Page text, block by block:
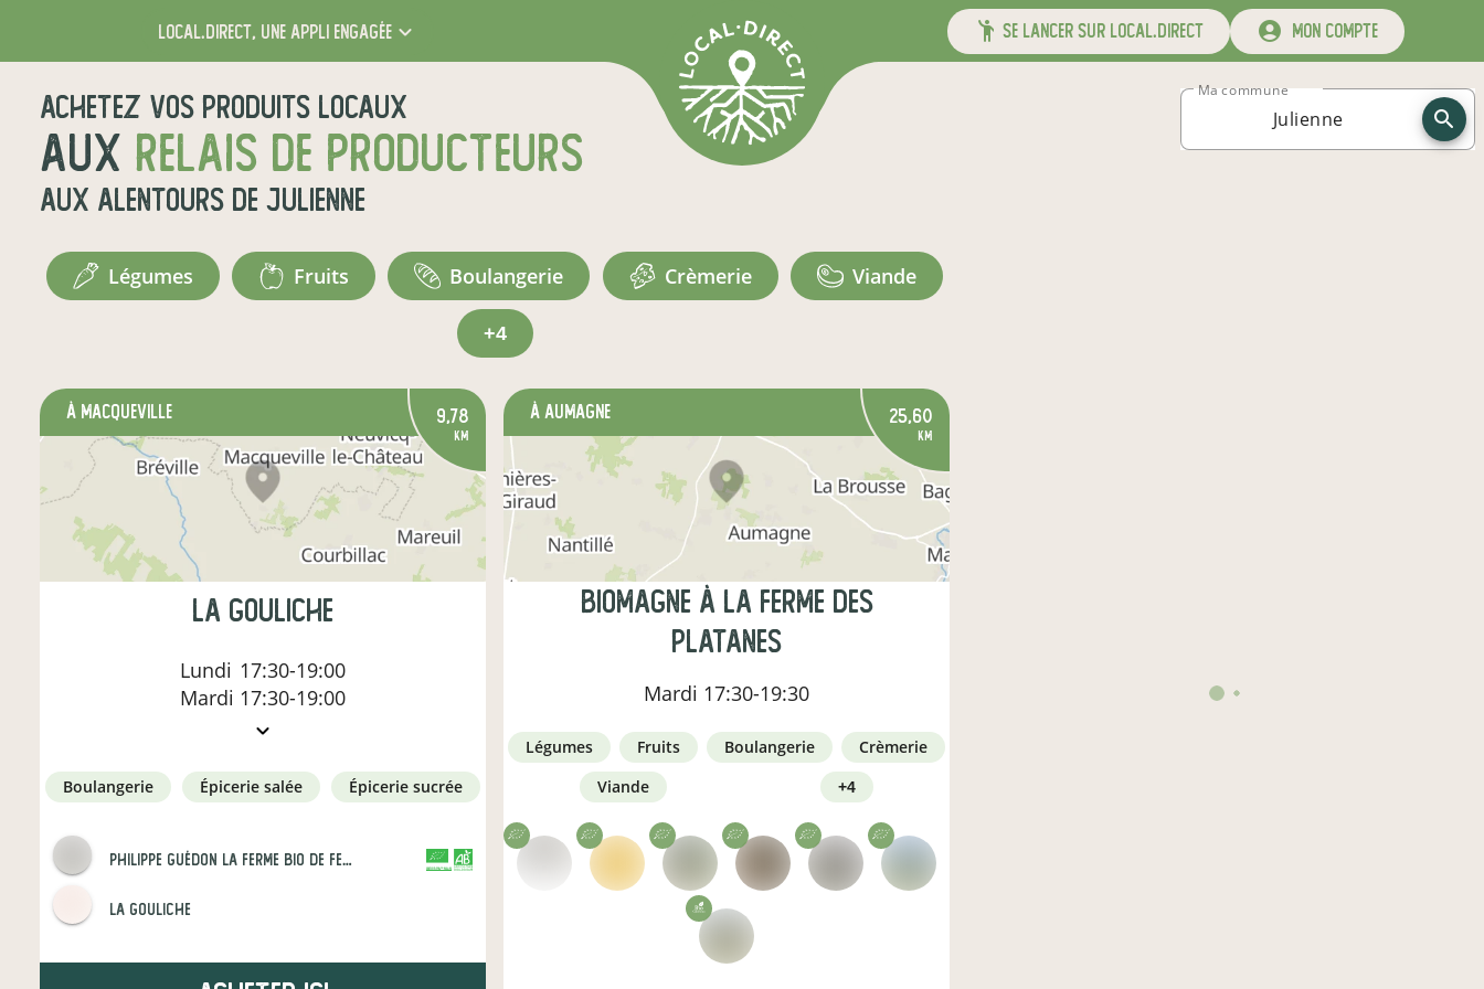
local.direct, une appli engagée se lancer sur local.direct mon compte
Achetez vos produits locaux
aux relais de producteurs
aux alentours de Julienne
Ma commune
légumes fruits boulangerie crèmerie viande
+4
à Macqueville 9,78
km
La Gouliche
Lundi 17:30-19:00
Mardi 17:30-19:00
boulangerie épicerie salée épicerie sucrée
Philippe Guédon La Ferme Bio de Ferrieres
La Gouliche
à Aumagne 25,60
km
Biomagne à la ferme des
Platanes
Mardi 17:30-19:30
légumes fruits boulangerie
crèmerie
viande
+4